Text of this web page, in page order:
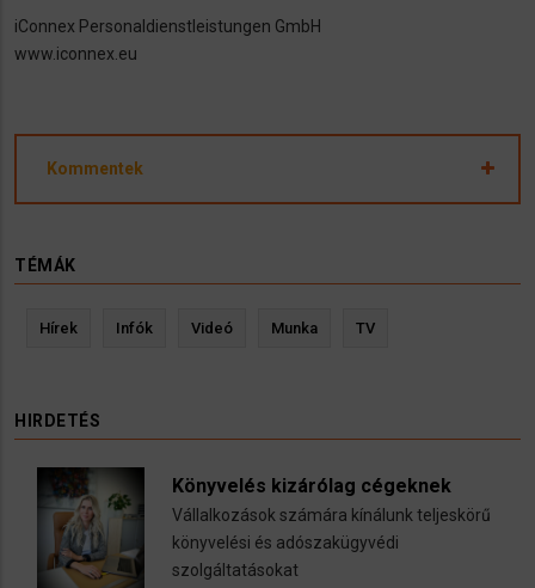
iConnex Personaldienstleistungen GmbH
www.iconnex.eu
Kommentek
TÉMÁK
Hírek Infók Videó Munka TV
HIRDETÉS
Könyvelés kizárólag cégeknek
Vállalkozások számára kínálunk teljeskörű
könyvelési és adószakügyvédi
szolgáltatásokat